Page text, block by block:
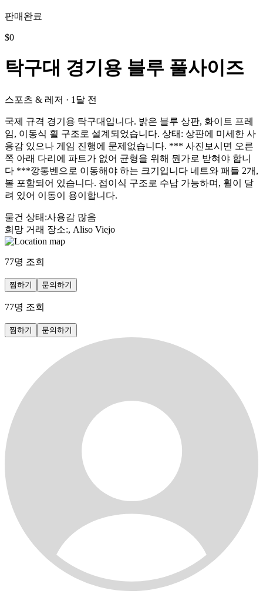
판매완료
$0
탁구대 경기용 블루 풀사이즈
스포츠 & 레저 · 1달 전
국제 규격 경기용 탁구대입니다. 밝은 블루 상판, 화이트 프레
임, 이동식 휠 구조로 설계되었습니다. 상태: 상판에 미세한 사
용감 있으나 게임 진행에 문제없습니다. *** 사진보시면 오른
쪽 아래 다리에 파트가 없어 균형을 위해 뭔가로 받혀야 합니
다 ***깡통벤으로 이동해야 하는 크기입니다 네트와 패들 2개,
볼 포함되어 있습니다. 접이식 구조로 수납 가능하며, 휠이 달
려 있어 이동이 용이합니다.
물건 상태 :사용감 많음
희망 거래 장소:, Aliso Viejo
77명 조회
찜하기 문의하기
77명 조회
찜하기 문의하기